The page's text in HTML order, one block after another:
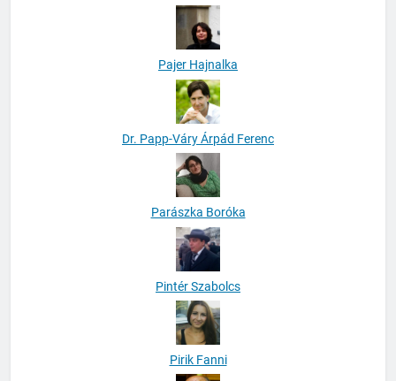
Pajer Hajnalka
Dr. Papp-Váry Árpád Ferenc
Parászka Boróka
Pintér Szabolcs
Pirik Fanni